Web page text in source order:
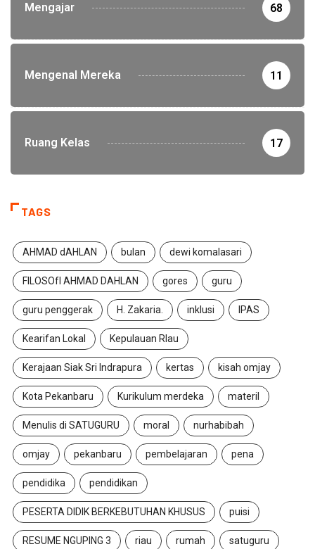
Mengajar 68
Mengenal Mereka 11
Ruang Kelas 17
TAGS
AHMAD dAHLAN bulan dewi komalasari
FILOSOfI AHMAD DAHLAN gores guru
guru penggerak H. Zakaria. inklusi IPAS
Kearifan Lokal Kepulauan RIau
Kerajaan Siak Sri Indrapura kertas kisah omjay
Kota Pekanbaru Kurikulum merdeka materil
Menulis di SATUGURU moral nurhabibah
omjay pekanbaru pembelajaran pena
pendidika pendidikan
PESERTA DIDIK BERKEBUTUHAN KHUSUS puisi
RESUME NGUPING 3 riau rumah satuguru